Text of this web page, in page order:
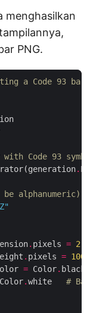
menghasilkan
PNG.
a Code 93
Code 93
.
alphanumeric)
. pixels = 2.0
. pixels = 100
= Color.
Color.white #